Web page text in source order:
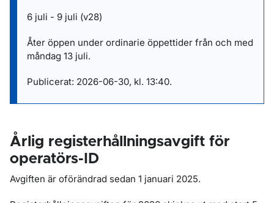
6 juli - 9 juli (v28)
Åter öppen under ordinarie öppettider från och med
måndag 13 juli.
Publicerat: 2026-06-30, kl. 13:40.
Årlig registerhållningsavgift för
operatörs-ID
Avgiften är oförändrad sedan 1 januari 2025.